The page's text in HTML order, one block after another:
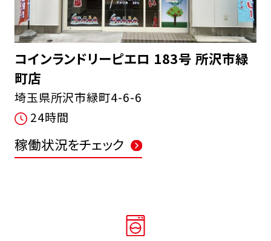
コインランドリーピエロ 183号 所沢市緑
町店
埼玉県所沢市緑町4-6-6
24時間
稼働状況をチェック